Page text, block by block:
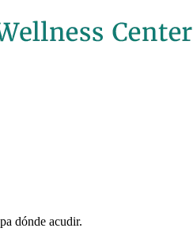
dónde acudir.